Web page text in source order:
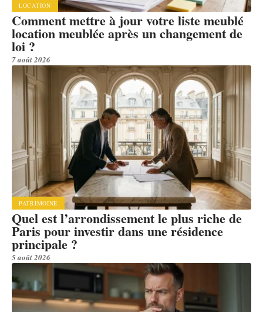
LOCATION
Comment mettre à jour votre liste meublé
location meublée après un changement de
loi ?
7 août 2026
PATRIMOINE
Quel est l’arrondissement le plus riche de
Paris pour investir dans une résidence
principale ?
5 août 2026